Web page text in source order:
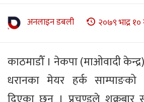
अनलाइन डबली २०७९ भाद्र
काठमाडौँ । नेकपा (माओवादी
धरानका मेयर हर्क साम्पाङको